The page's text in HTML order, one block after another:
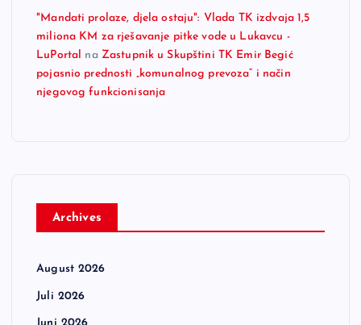
"Mandati prolaze, djela ostaju": Vlada TK izdvaja 1,5
miliona KM za rješavanje pitke vode u Lukavcu -
LuPortal na Zastupnik u Skupštini TK Emir Begić
pojasnio prednosti „komunalnog prevoza“ i način
njegovog funkcionisanja
Archives
August 2026
Juli 2026